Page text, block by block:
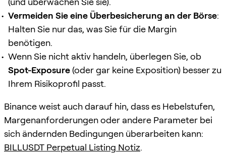
Vermeiden Sie eine Überbesicherung an der Börse:
Halten Sie nur das, was Sie für die Margin
benötigen.
Wenn Sie nicht aktiv handeln, überlegen Sie, ob
Spot-Exposure(oder gar keine Exposition) besser zu
Ihrem Risikoprofil passt.
Binance weist auch darauf hin, dass es Hebelstufen,
Margenanforderungen oder andere Parameter bei
sich ändernden Bedingungen überarbeiten kann:
BILLUSDT Perpetual Listing Notiz.